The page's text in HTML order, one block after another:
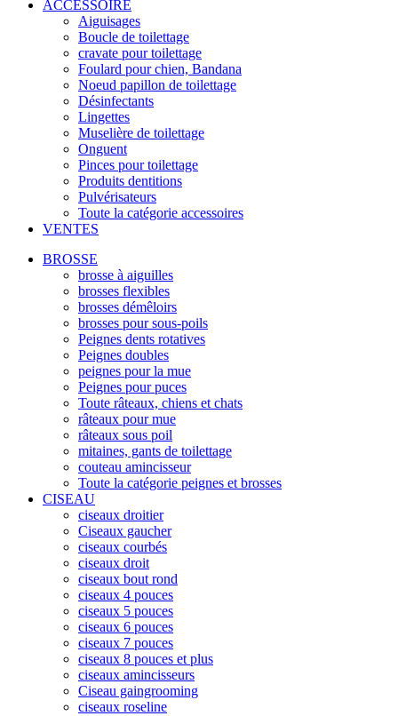
ACCESSOIRE
Aiguisages
Boucle de toilettage
cravate pour toilettage
Foulard pour chien, Bandana
Noeud papillon de toilettage
Désinfectants
Lingettes
Muselière de toilettage
Onguent
Pinces pour toilettage
Produits dentitions
Pulvérisateurs
Toute la catégorie accessoires
VENTES
BROSSE
brosse à aiguilles
brosses flexibles
brosses démêloirs
brosses pour sous-poils
Peignes dents rotatives
Peignes doubles
peignes pour la mue
Peignes pour puces
Toute râteaux, chiens et chats
râteaux pour mue
râteaux sous poil
mitaines, gants de toilettage
couteau amincisseur
Toute la catégorie peignes et brosses
CISEAU
ciseaux droitier
Ciseaux gaucher
ciseaux courbés
ciseaux droit
ciseaux bout rond
ciseaux 4 pouces
ciseaux 5 pouces
ciseaux 6 pouces
ciseaux 7 pouces
ciseaux 8 pouces et plus
ciseaux amincisseurs
Ciseau gaingrooming
ciseaux roseline